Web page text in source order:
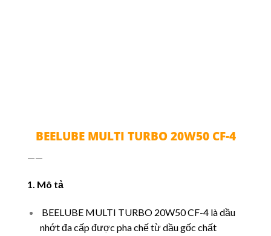
BEELUBE MULTI TURBO 20W50 CF-4
——
1. Mô tả
BEELUBE MULTI TURBO 20W50 CF-4 là dầu
nhớt đa cấp được pha chế từ dầu gốc chất